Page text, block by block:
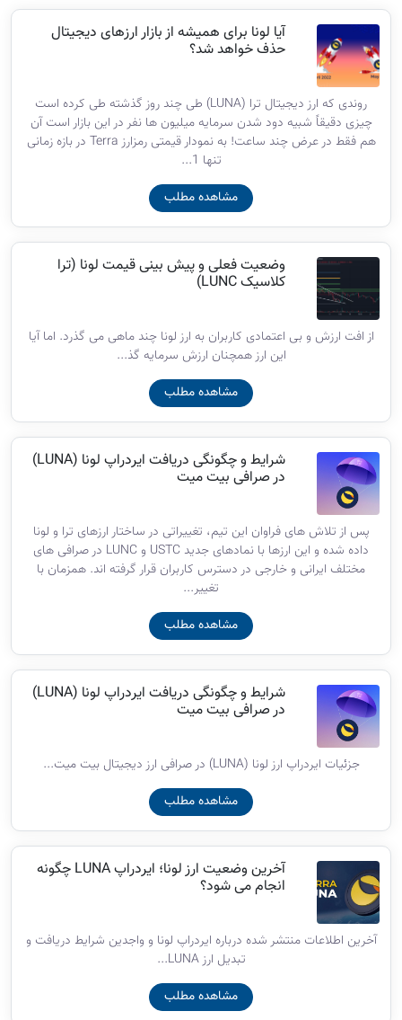
آیا لونا برای همیشه از بازار ارزهای دیجیتال
حذف خواهد شد؟
روندی که ارز دیجیتال ترا (LUNA) طی چند روز گذشته طی کرده است
چیزی دقیقاً شبیه دود شدن سرمایه میلیون ها نفر در این بازار است آن
هم فقط در عرض چند ساعت! به نمودار قیمتی رمزارز Terra در بازه زمانی
تنها 1...
مشاهده مطلب
وضعیت فعلی و پیش بینی قیمت لونا (ترا
کلاسیک LUNC)
از افت ارزش و بی اعتمادی کاربران به ارز لونا چند ماهی می گذرد. اما آیا
این ارز همچنان ارزش سرمایه گذ...
مشاهده مطلب
شرایط و چگونگی دریافت ایردراپ لونا (LUNA)
در صرافی بیت میت
پس از تلاش های فراوان این تیم، تغییراتی در ساختار ارزهای ترا و لونا
داده شده و این ارزها با نمادهای جدید USTC و LUNC در صرافی های
مختلف ایرانی و خارجی در دسترس کاربران قرار گرفته اند. همزمان با
تغییر...
مشاهده مطلب
شرایط و چگونگی دریافت ایردراپ لونا (LUNA)
در صرافی بیت میت
جزئیات ایردراپ ارز لونا (LUNA) در صرافی ارز دیجیتال بیت میت...
مشاهده مطلب
آخرین وضعیت ارز لونا؛ ایردراپ LUNA چگونه
انجام می شود؟
آخرین اطلاعات منتشر شده درباره ایردراپ لونا و واجدین شرایط دریافت و
تبدیل ارز LUNA...
مشاهده مطلب